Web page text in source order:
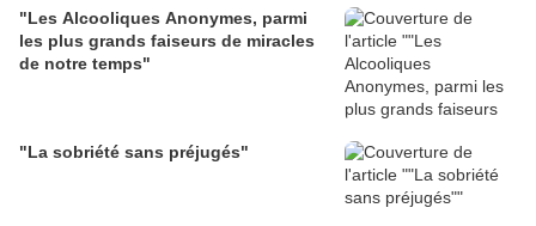
"Les Alcooliques Anonymes, parmi
les plus grands faiseurs de miracles
de notre temps"
"La sobriété sans préjugés"